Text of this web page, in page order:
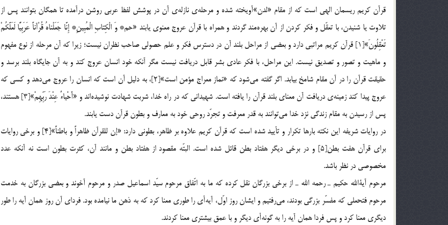
قرآن كريم ريسمان الهي است كه از مقام «لدن»آويخته شده و مرحله‌ي نازله‌ي آن در پوشش لفظ عربي روشن درآمده تا همگان بتوانند پس از
تلاوت يا شنيدن، با تعقّل و فكر كردن از آن بهره‌مند گردند و همراه با قرآن عروج معنوي يابند «حم* وَ الْكِتابِ الْمُبِينِ* إِنَّا جَعَلْناهُ قُرْآناً عَرَبِيًّا لَعَلَّكُمْ
تَعْقِلُونَ»[1] قرآن كريم مراتبي دارد و بعضي از مراحل بلند آن در دسترس فكر و علم حصولي صاحب نظران نيست؛ زيرا كه آن مرحله از نوع مفهوم
و ماهيت و تصور و تصديق نيست. اين مراحل، با فكر عادي بشر قابل دريافت نيست مگر آنكه خود انسان عروج كند و به آن جايگاه بلند برسد و
حقيقت قرآن را در آن مقام شامخ بيابد. اگر گفته مي‌شود كه «نماز معراج مؤمن است»[2]، به دليل آن است كه انسان را عروج مي‌دهد و كسي كه
عروج پيدا كند زمينه‌ي دريافت آن معناي بلند قرآن را يافته است. شهيداني كه در راه خدا، شربت شهادت نوشيده‌اند و «أَحْياءٌ عِنْدَ رَبِّهِمْ»[3] هستند،
پس از رسيدن به مقام زندگي نزد خدا مي‌توانند به قدر معرفت و تجرّد روحي خود به معارف و بطون قرآن دست يابند.
در روايات شريفه اين نكته بارها تكرار و تأييد شده است كه قرآن كريم علاوه بر ظاهر، بطوني دارد: «إن للقرآن ظاهراً و باطناً»[4] و برخي روايات
براي قرآن هفت بطن[5] و در برخي ديگر هفتاد بطن قائل شده است. البتّه مقصود از هفتاد بطن و مانند آن، كثرت بطون است نه آنكه عدد
مخصوصي در نظر باشد.
مرحوم آيةالله حكيم ـ رحمه الله ـ از برخي بزرگان نقل كرده كه ما به اتّفاق مرحوم سيّد اسماعيل صدر و مرحوم آخوند و بعضي بزرگان به خدمت
مرحوم فتحعلي كه مفسّر بزرگي بودند، مي‌رفتيم و ايشان روز اوّل، آيه‌أي را طوري معنا كرد كه به ذهن ما نيامده بود. فرداي آن روز همان آيه را طور
ديگري معنا كرد و پس فردا همان آيه را به گونه‌أي ديگر و با عمق بيشتري معنا كردند.